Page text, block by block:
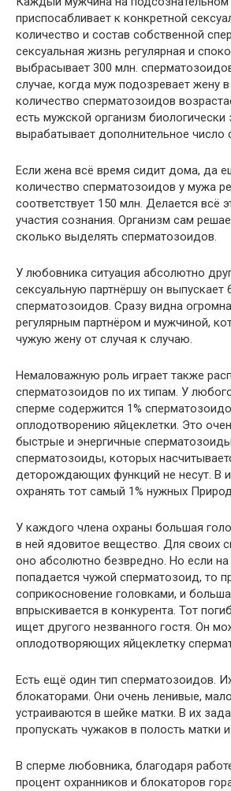
приспосабливает к конкретной
количество и состав собственной
сексуальная жизнь регулярная и
выбрасывает 300 млн.
случае, когда муж подозревает жену
количество сперматозоидов
есть мужской организм
вырабатывает дополнительное число
Если жена всё время сидит дома, да
количество сперматозоидов у мужа
соответствует 150 млн. Делается всё
участия сознания. Организм сам
сколько выделять сперматозоидов.
У любовника ситуация абсолютно
сексуальную партнёршу он выпускает
сперматозоидов. Сразу видна
регулярным партнёром и мужчиной,
чужую жену от случая к случаю.
Немаловажную роль играет также
сперматозоидов по их типам. У
сперме содержится 1%
оплодотворению яйцеклетки. Это
быстрые и энергичные
сперматозоиды, которых
деторождающих функций не несут. В
охранять тот самый 1% нужных
У каждого члена охраны большая
в ней ядовитое вещество. Для своих
оно абсолютно безвредно. Но если на
попадается чужой сперматозоид, то
соприкосновение головками, и
впрыскивается в конкурента. Тот
ищет другого незванного гостя. Он
оплодотворяющих яйцеклетку
Есть ещё один тип сперматозоидов.
блокаторами. Они очень ленивые,
устраиваются в шейке матки. В их
пропускать чужаков в полость матки
В сперме любовника, благодаря
процент охранников и блокаторов